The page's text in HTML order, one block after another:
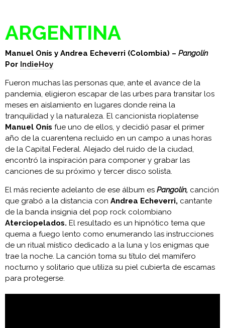
ARGENTINA
Manuel Onís y Andrea Echeverri (Colombia) – Pangolín
Por IndieHoy
Fueron muchas las personas que, ante el avance de la
pandemia, eligieron escapar de las urbes para transitar los
meses en aislamiento en lugares donde reina la
tranquilidad y la naturaleza. El cancionista rioplatense
Manuel Onís fue uno de ellos, y decidió pasar el primer
año de la cuarentena recluido en un campo a unas horas
de la Capital Federal. Alejado del ruido de la ciudad,
encontró la inspiración para componer y grabar las
canciones de su próximo y tercer disco solista.
El más reciente adelanto de ese álbum es Pangolín, canción
que grabó a la distancia con Andrea Echeverri, cantante
de la banda insignia del pop rock colombiano
Aterciopelados. El resultado es un hipnótico tema que
quema a fuego lento como enumerando las instrucciones
de un ritual místico dedicado a la luna y los enigmas que
trae la noche. La canción toma su título del mamífero
nocturno y solitario que utiliza su piel cubierta de escamas
para protegerse.